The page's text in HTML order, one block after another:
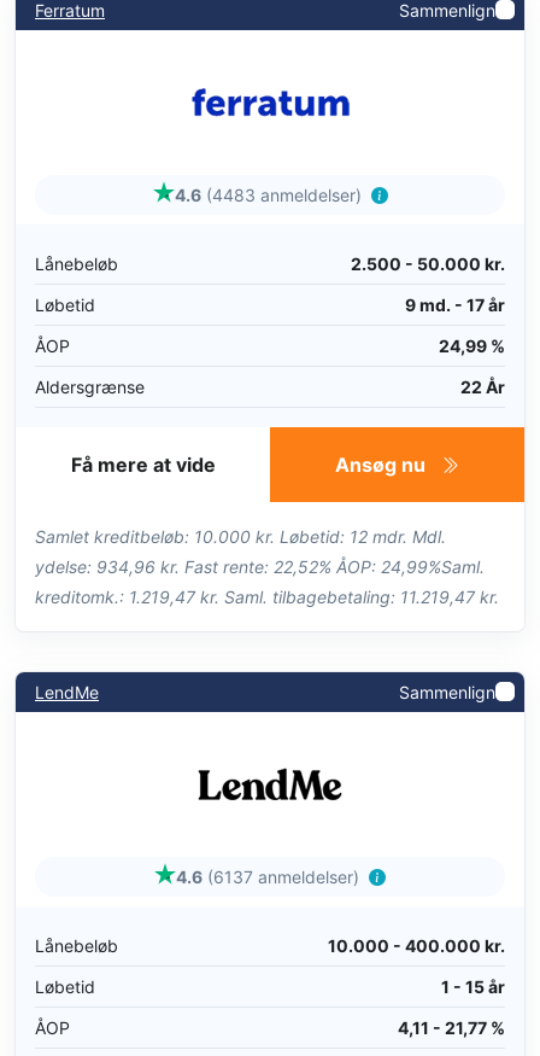
Ferratum Sammenlign
4.6 (4483 anmeldelser)
Lånebeløb
2.500 - 50.000 kr.
Løbetid
9 md. - 17 år
ÅOP
24,99 %
Aldersgrænse
22 År
Ansøg nu
Få mere at vide
Samlet kreditbeløb: 10.000 kr. Løbetid: 12 mdr. Mdl.
ydelse: 934,96 kr. Fast rente: 22,52% ÅOP: 24,99%Saml.
kreditomk.: 1.219,47 kr. Saml. tilbagebetaling: 11.219,47 kr.
LendMe Sammenlign
4.6 (6137 anmeldelser)
Lånebeløb
10.000 - 400.000 kr.
Løbetid
1 - 15 år
ÅOP
4,11 - 21,77 %